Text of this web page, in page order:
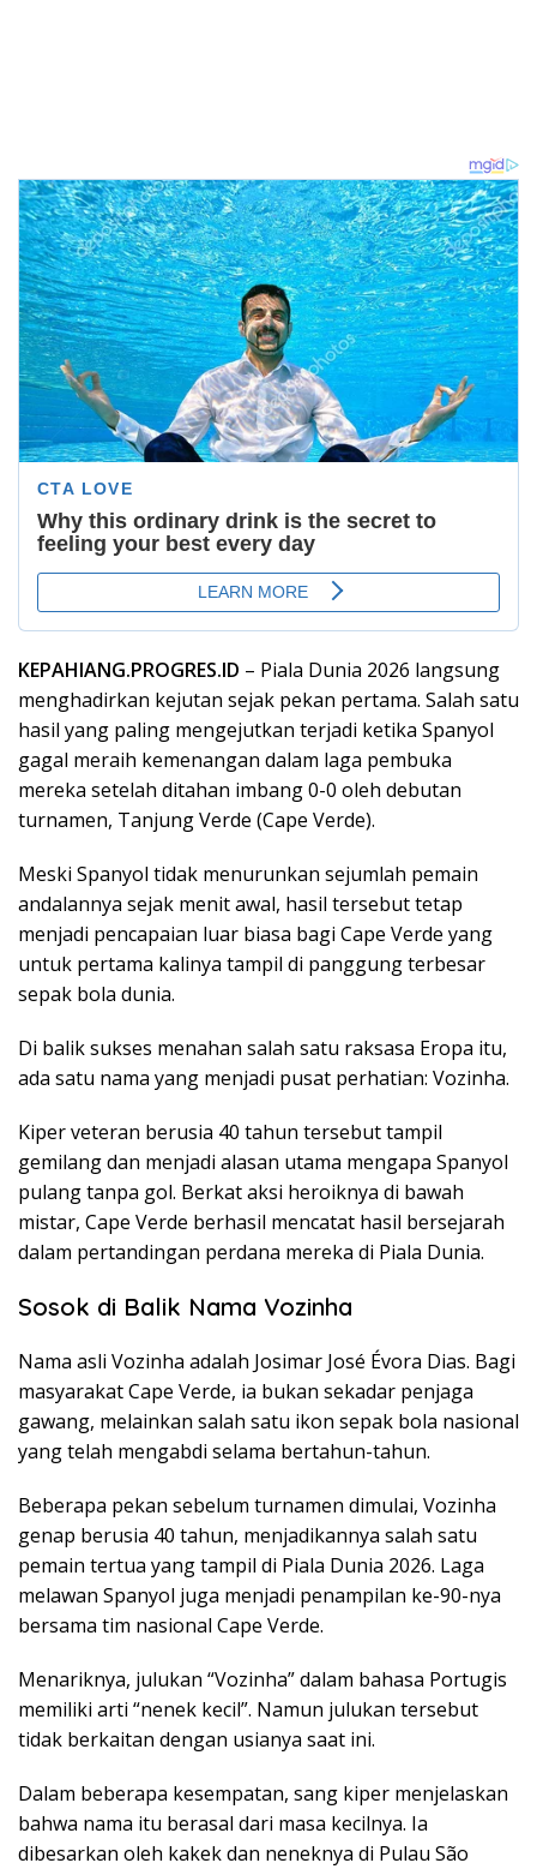
KEPAHIANG.PROGRES.ID – Piala Dunia 2026 langsung
menghadirkan kejutan sejak pekan pertama. Salah satu
hasil yang paling mengejutkan terjadi ketika Spanyol
gagal meraih kemenangan dalam laga pembuka
mereka setelah ditahan imbang 0-0 oleh debutan
turnamen, Tanjung Verde (Cape Verde).
Meski Spanyol tidak menurunkan sejumlah pemain
andalannya sejak menit awal, hasil tersebut tetap
menjadi pencapaian luar biasa bagi Cape Verde yang
untuk pertama kalinya tampil di panggung terbesar
sepak bola dunia.
Di balik sukses menahan salah satu raksasa Eropa itu,
ada satu nama yang menjadi pusat perhatian: Vozinha.
Kiper veteran berusia 40 tahun tersebut tampil
gemilang dan menjadi alasan utama mengapa Spanyol
pulang tanpa gol. Berkat aksi heroiknya di bawah
mistar, Cape Verde berhasil mencatat hasil bersejarah
dalam pertandingan perdana mereka di Piala Dunia.
Sosok di Balik Nama Vozinha
Nama asli Vozinha adalah Josimar José Évora Dias. Bagi
masyarakat Cape Verde, ia bukan sekadar penjaga
gawang, melainkan salah satu ikon sepak bola nasional
yang telah mengabdi selama bertahun-tahun.
Beberapa pekan sebelum turnamen dimulai, Vozinha
genap berusia 40 tahun, menjadikannya salah satu
pemain tertua yang tampil di Piala Dunia 2026. Laga
melawan Spanyol juga menjadi penampilan ke-90-nya
bersama tim nasional Cape Verde.
Menariknya, julukan “Vozinha” dalam bahasa Portugis
memiliki arti “nenek kecil”. Namun julukan tersebut
tidak berkaitan dengan usianya saat ini.
Dalam beberapa kesempatan, sang kiper menjelaskan
bahwa nama itu berasal dari masa kecilnya. Ia
dibesarkan oleh kakek dan neneknya di Pulau São